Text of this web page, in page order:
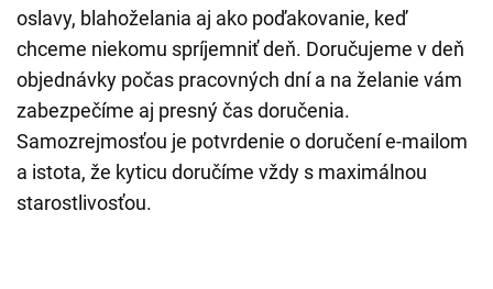
oslavy, blahoželania aj ako poďakovanie, keď
chceme niekomu spríjemniť deň. Doručujeme v deň
objednávky počas pracovných dní a na želanie vám
zabezpečíme aj presný čas doručenia.
Samozrejmosťou je potvrdenie o doručení e-mailom
a istota, že kyticu doručíme vždy s maximálnou
starostlivosťou.